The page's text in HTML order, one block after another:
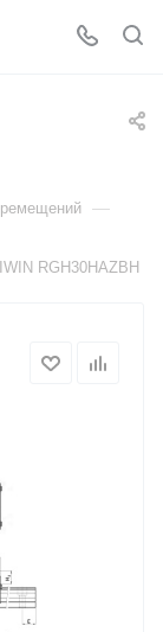
—
RGH30HAZBH